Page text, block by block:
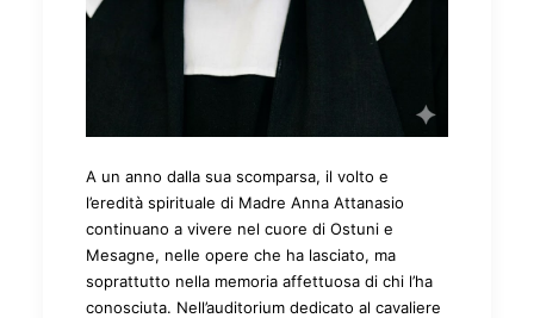
A un anno dalla sua scomparsa, il volto e
l’eredità spirituale di Madre Anna Attanasio
continuano a vivere nel cuore di Ostuni e
Mesagne, nelle opere che ha lasciato, ma
soprattutto nella memoria affettuosa di chi l’ha
conosciuta. Nell’auditorium dedicato al cavaliere